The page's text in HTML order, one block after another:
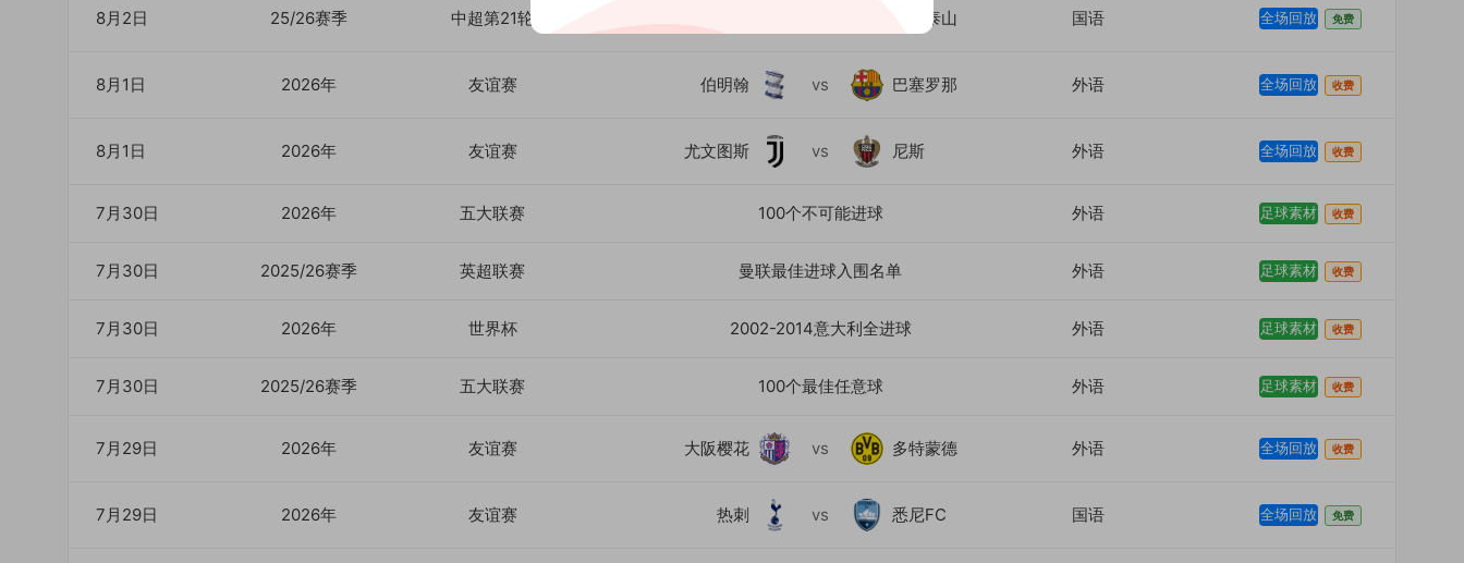
8月2日 25/26赛季 中超第21轮 山东泰山 国语 全场回放 免费
8月1日 2026年 友谊赛 伯明翰 vs 巴塞罗那 外语 全场回放 收费
8月1日 2026年 友谊赛 尤文图斯 vs 尼斯 外语 全场回放 收费
7月30日 2026年 五大联赛 100个不可能进球 外语 足球素材 收费
7月30日 2025/26赛季 英超联赛 曼联最佳进球入围名单 外语 足球素材 收费
7月30日 2026年 世界杯 2002-2014意大利全进球 外语 足球素材 收费
7月30日 2025/26赛季 五大联赛 100个最佳任意球 外语 足球素材 收费
7月29日 2026年 友谊赛 大阪樱花 vs 多特蒙德 外语 全场回放 收费
7月29日 2026年 友谊赛 热刺 vs 悉尼FC 国语 全场回放 免费